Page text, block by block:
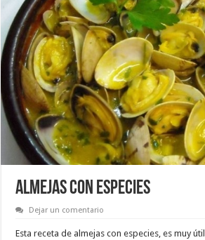
ALMEJAS CON ESPECIES
Dejar un comentario
Esta receta de almejas con especies, es muy